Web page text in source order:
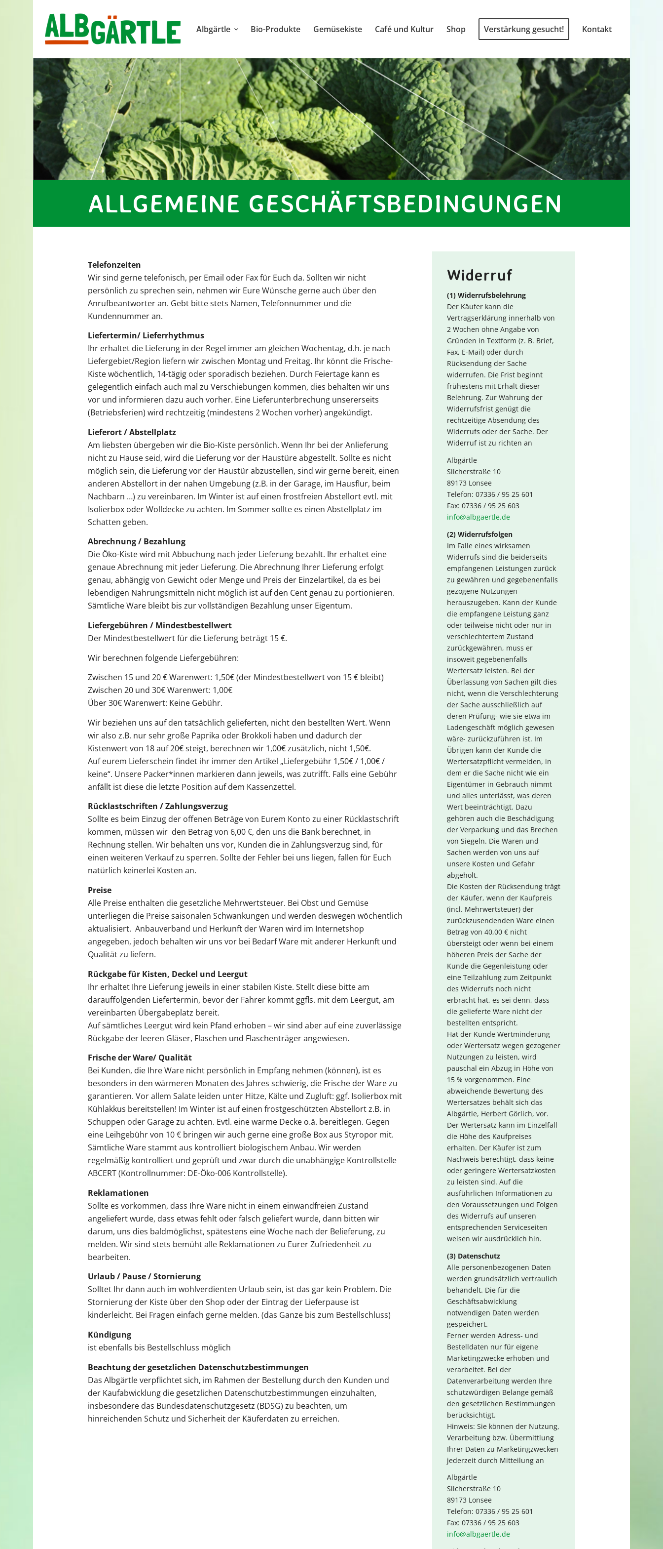
Albgärtle Bio-Produkte Gemüsekiste Café und Kultur Shop Verstärkung gesucht! Kontakt
ALLGEMEINE GESCHÄFTS­BEDINGUNGEN
Telefonzeiten
Wir sind gerne telefonisch, per Email oder Fax für Euch da. Sollten wir nicht
persönlich zu sprechen sein, nehmen wir Eure Wünsche gerne auch über den
Anrufbeantworter an. Gebt bitte stets Namen, Telefonnummer und die
Kundennummer an.
Liefertermin/ Lieferrhythmus
Ihr erhaltet die Lieferung in der Regel immer am gleichen Wochentag, d.h. je nach
Liefergebiet/Region liefern wir zwischen Montag und Freitag. Ihr könnt die Frische-
Kiste wöchentlich, 14-tägig oder sporadisch beziehen. Durch Feiertage kann es
gelegentlich einfach auch mal zu Verschiebungen kommen, dies behalten wir uns
vor und informieren dazu auch vorher. Eine Lieferunterbrechung unsererseits
(Betriebsferien) wird rechtzeitig (mindestens 2 Wochen vorher) angekündigt.
Lieferort / Abstellplatz
Am liebsten übergeben wir die Bio-Kiste persönlich. Wenn Ihr bei der Anlieferung
nicht zu Hause seid, wird die Lieferung vor der Haustüre abgestellt. Sollte es nicht
möglich sein, die Lieferung vor der Haustür abzustellen, sind wir gerne bereit, einen
anderen Abstellort in der nahen Umgebung (z.B. in der Garage, im Hausflur, beim
Nachbarn …) zu vereinbaren. Im Winter ist auf einen frostfreien Abstellort evtl. mit
Isolierbox oder Wolldecke zu achten. Im Sommer sollte es einen Abstellplatz im
Schatten geben.
Abrechnung / Bezahlung
Die Öko-Kiste wird mit Abbuchung nach jeder Lieferung bezahlt. Ihr erhaltet eine
genaue Abrechnung mit jeder Lieferung. Die Abrechnung Ihrer Lieferung erfolgt
genau, abhängig von Gewicht oder Menge und Preis der Einzelartikel, da es bei
lebendigen Nahrungsmitteln nicht möglich ist auf den Cent genau zu portionieren.
Sämtliche Ware bleibt bis zur vollständigen Bezahlung unser Eigentum.
Liefergebühren / Mindestbestellwert
Der Mindestbestellwert für die Lieferung beträgt 15 €.
Wir berechnen folgende Liefergebühren:
Zwischen 15 und 20 € Warenwert: 1,50€ (der Mindestbestellwert von 15 € bleibt)
Zwischen 20 und 30€ Warenwert: 1,00€
Über 30€ Warenwert: Keine Gebühr.
Wir beziehen uns auf den tatsächlich gelieferten, nicht den bestellten Wert. Wenn
wir also z.B. nur sehr große Paprika oder Brokkoli haben und dadurch der
Kistenwert von 18 auf 20€ steigt, berechnen wir 1,00€ zusätzlich, nicht 1,50€.
Auf eurem Lieferschein findet ihr immer den Artikel „Liefergebühr 1,50€ / 1,00€ /
keine“. Unsere Packer*innen markieren dann jeweils, was zutrifft. Falls eine Gebühr
anfällt ist diese die letzte Position auf dem Kassenzettel.
Rücklastschriften / Zahlungsverzug
Sollte es beim Einzug der offenen Beträge von Eurem Konto zu einer Rücklastschrift
kommen, müssen wir den Betrag von 6,00 €, den uns die Bank berechnet, in
Rechnung stellen. Wir behalten uns vor, Kunden die in Zahlungsverzug sind, für
einen weiteren Verkauf zu sperren. Sollte der Fehler bei uns liegen, fallen für Euch
natürlich keinerlei Kosten an.
Preise
Alle Preise enthalten die gesetzliche Mehrwertsteuer. Bei Obst und Gemüse
unterliegen die Preise saisonalen Schwankungen und werden deswegen wöchentlich
aktualisiert. Anbauverband und Herkunft der Waren wird im Internetshop
angegeben, jedoch behalten wir uns vor bei Bedarf Ware mit anderer Herkunft und
Qualität zu liefern.
Rückgabe für Kisten, Deckel und Leergut
Ihr erhaltet Ihre Lieferung jeweils in einer stabilen Kiste. Stellt diese bitte am
darauffolgenden Liefertermin, bevor der Fahrer kommt ggfls. mit dem Leergut, am
vereinbarten Übergabeplatz bereit.
Auf sämtliches Leergut wird kein Pfand erhoben – wir sind aber auf eine zuverlässige
Rückgabe der leeren Gläser, Flaschen und Flaschenträger angewiesen.
Frische der Ware/ Qualität
Bei Kunden, die Ihre Ware nicht persönlich in Empfang nehmen (können), ist es
besonders in den wärmeren Monaten des Jahres schwierig, die Frische der Ware zu
garantieren. Vor allem Salate leiden unter Hitze, Kälte und Zugluft: ggf. Isolierbox mit
Kühlakkus bereitstellen! Im Winter ist auf einen frostgeschützten Abstellort z.B. in
Schuppen oder Garage zu achten. Evtl. eine warme Decke o.ä. bereitlegen. Gegen
eine Leihgebühr von 10 € bringen wir auch gerne eine große Box aus Styropor mit.
Sämtliche Ware stammt aus kontrolliert biologischem Anbau. Wir werden
regelmäßig kontrolliert und geprüft und zwar durch die unabhängige Kontrollstelle
ABCERT (Kontrollnummer: DE-Öko-006 Kontrollstelle).
Reklamationen
Sollte es vorkommen, dass Ihre Ware nicht in einem einwandfreien Zustand
angeliefert wurde, dass etwas fehlt oder falsch geliefert wurde, dann bitten wir
darum, uns dies baldmöglichst, spätestens eine Woche nach der Belieferung, zu
melden. Wir sind stets bemüht alle Reklamationen zu Eurer Zufriedenheit zu
bearbeiten.
Urlaub / Pause / Stornierung
Solltet Ihr dann auch im wohlverdienten Urlaub sein, ist das gar kein Problem. Die
Stornierung der Kiste über den Shop oder der Eintrag der Lieferpause ist
kinderleicht. Bei Fragen einfach gerne melden. (das Ganze bis zum Bestellschluss)
Kündigung
ist ebenfalls bis Bestellschluss möglich
Beachtung der gesetzlichen Datenschutzbestimmungen
Das Albgärtle verpflichtet sich, im Rahmen der Bestellung durch den Kunden und
der Kaufabwicklung die gesetzlichen Datenschutzbestimmungen einzuhalten,
insbesondere das Bundesdatenschutzgesetz (BDSG) zu beachten, um
hinreichenden Schutz und Sicherheit der Käuferdaten zu erreichen.
Widerruf
(1) Widerrufsbelehrung
Der Käufer kann die
Vertragserklärung innerhalb von
2 Wochen ohne Angabe von
Gründen in Textform (z. B. Brief,
Fax, E-Mail) oder durch
Rücksendung der Sache
widerrufen. Die Frist beginnt
frühestens mit Erhalt dieser
Belehrung. Zur Wahrung der
Widerrufsfrist genügt die
rechtzeitige Absendung des
Widerrufs oder der Sache. Der
Widerruf ist zu richten an
Albgärtle
Silcherstraße 10
89173 Lonsee
Telefon: 07336 / 95 25 601
Fax: 07336 / 95 25 603
info@albgaertle.de
(2) Widerrufsfolgen
Im Falle eines wirksamen
Widerrufs sind die beiderseits
empfangenen Leistungen zurück
zu gewähren und gegebenenfalls
gezogene Nutzungen
herauszugeben. Kann der Kunde
die empfangene Leistung ganz
oder teilweise nicht oder nur in
verschlechtertem Zustand
zurückgewähren, muss er
insoweit gegebenenfalls
Wertersatz leisten. Bei der
Überlassung von Sachen gilt dies
nicht, wenn die Verschlechterung
der Sache ausschließlich auf
deren Prüfung- wie sie etwa im
Ladengeschäft möglich gewesen
wäre- zurückzuführen ist. Im
Übrigen kann der Kunde die
Wertersatzpflicht vermeiden, in
dem er die Sache nicht wie ein
Eigentümer in Gebrauch nimmt
und alles unterlässt, was deren
Wert beeinträchtigt. Dazu
gehören auch die Beschädigung
der Verpackung und das Brechen
von Siegeln. Die Waren und
Sachen werden von uns auf
unsere Kosten und Gefahr
abgeholt.
Die Kosten der Rücksendung trägt
der Käufer, wenn der Kaufpreis
(incl. Mehrwertsteuer) der
zurückzusendenden Ware einen
Betrag von 40,00 € nicht
übersteigt oder wenn bei einem
höheren Preis der Sache der
Kunde die Gegenleistung oder
eine Teilzahlung zum Zeitpunkt
des Widerrufs noch nicht
erbracht hat, es sei denn, dass
die gelieferte Ware nicht der
bestellten entspricht.
Hat der Kunde Wertminderung
oder Wertersatz wegen gezogener
Nutzungen zu leisten, wird
pauschal ein Abzug in Höhe von
15 % vorgenommen. Eine
abweichende Bewertung des
Wertersatzes behält sich das
Albgärtle, Herbert Görlich, vor.
Der Wertersatz kann im Einzelfall
die Höhe des Kaufpreises
erhalten. Der Käufer ist zum
Nachweis berechtigt, dass keine
oder geringere Wertersatzkosten
zu leisten sind. Auf die
ausführlichen Informationen zu
den Voraussetzungen und Folgen
des Widerrufs auf unseren
entsprechenden Serviceseiten
weisen wir ausdrücklich hin.
(3) Datenschutz
Alle personenbezogenen Daten
werden grundsätzlich vertraulich
behandelt. Die für die
Geschäftsabwicklung
notwendigen Daten werden
gespeichert.
Ferner werden Adress- und
Bestelldaten nur für eigene
Marketingzwecke erhoben und
verarbeitet. Bei der
Datenverarbeitung werden Ihre
schutzwürdigen Belange gemäß
den gesetzlichen Bestimmungen
berücksichtigt.
Hinweis: Sie können der Nutzung,
Verarbeitung bzw. Übermittlung
Ihrer Daten zu Marketingzwecken
jederzeit durch Mitteilung an
Albgärtle
Silcherstraße 10
89173 Lonsee
Telefon: 07336 / 95 25 601
Fax: 07336 / 95 25 603
info@albgaertle.de